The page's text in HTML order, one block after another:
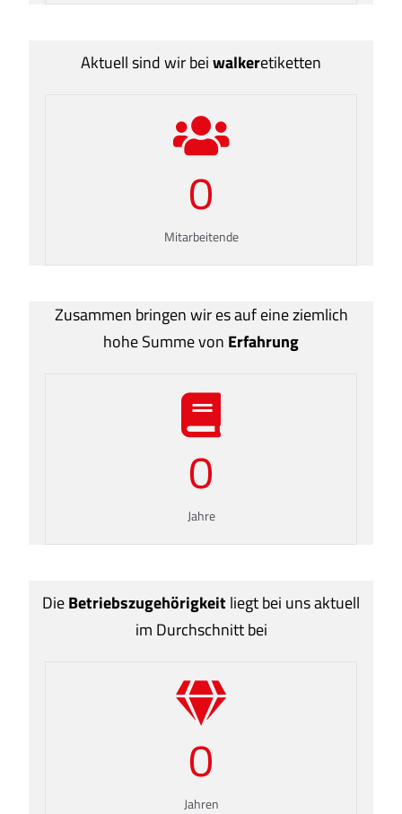
Aktuell sind wir beiwalkeretiketten
0
Mitarbeitende
Zusammen bringen wir es auf eine ziemlich
hohe Summe von Erfahrung
0
Jahre
DieBetriebszugehörigkeitliegt bei uns aktuell
im Durchschnitt bei
0
Jahren